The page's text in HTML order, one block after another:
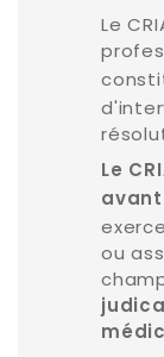
Le
Le
ou